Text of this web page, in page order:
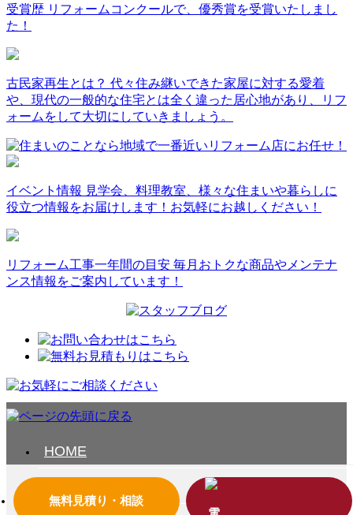
無料見積り・相談
受賞歴 リフォームコンクールで、優秀賞を受賞いたしまし
た！
古民家再生とは？ 代々住み継いできた家屋に対する愛着
や、現代の一般的な住宅とは全く違った居心地があり、リフ
ォームをして大切にしていきましょう。
イベント情報 見学会、料理教室、様々な住まいや暮らしに
役立つ情報をお届けします！お気軽にお越しください！
リフォーム工事一年間の目安 毎月おトクな商品やメンテナ
ンス情報をご案内しています！
HOME